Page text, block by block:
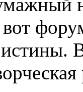
вот
истины.